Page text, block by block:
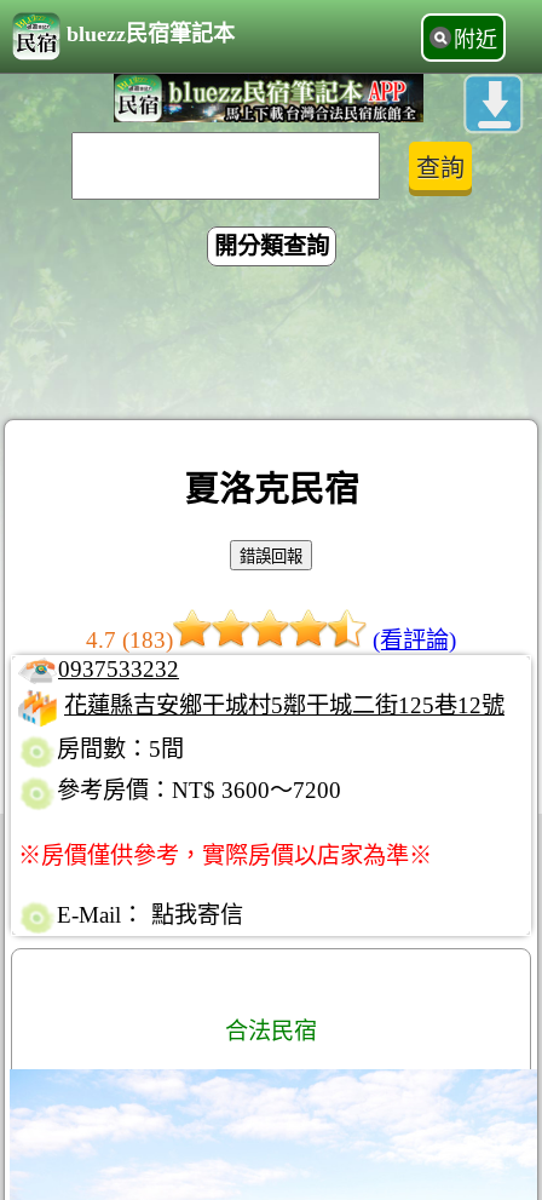
bluezz民宿筆記本 附近
開分類查詢
夏洛克民宿
4.7 (183)
(看評論)
0937533232
花蓮縣吉安鄉干城村5鄰干城二街125巷12號
房間數：5間
參考房價：NT$ 3600～7200
※房價僅供參考，實際房價以店家為準※
E-Mail： 點我寄信
合法民宿